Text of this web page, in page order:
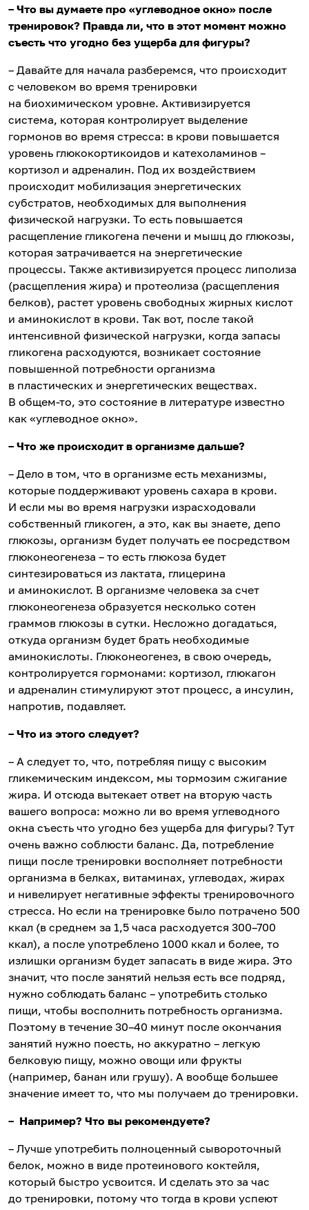
– Что вы думаете про «углеводное окно» после
тренировок? Правда ли, что в этот момент можно
съесть что угодно без ущерба для фигуры?
– Давайте для начала разберемся, что происходит
с человеком во время тренировки
на биохимическом уровне. Активизируется
система, которая контролирует выделение
гормонов во время стресса: в крови повышается
уровень глюкокортикоидов и катехоламинов –
кортизол и адреналин. Под их воздействием
происходит мобилизация энергетических
субстратов, необходимых для выполнения
физической нагрузки. То есть повышается
расщепление гликогена печени и мышц до глюкозы,
которая затрачивается на энергетические
процессы. Также активизируется процесс липолиза
(расщепления жира) и протеолиза (расщепления
белков), растет уровень свободных жирных кислот
и аминокислот в крови. Так вот, после такой
интенсивной физической нагрузки, когда запасы
гликогена расходуются, возникает состояние
повышенной потребности организма
в пластических и энергетических веществах.
В общем-то, это состояние в литературе известно
как «углеводное окно».
– Что же происходит в организме дальше?
– Дело в том, что в организме есть механизмы,
которые поддерживают уровень сахара в крови.
И если мы во время нагрузки израсходовали
собственный гликоген, а это, как вы знаете, депо
глюкозы, организм будет получать ее посредством
глюконеогенеза – то есть глюкоза будет
синтезироваться из лактата, глицерина
и аминокислот. В организме человека за счет
глюконеогенеза образуется несколько сотен
граммов глюкозы в сутки. Несложно догадаться,
откуда организм будет брать необходимые
аминокислоты. Глюконеогенез, в свою очередь,
контролируется гормонами: кортизол, глюкагон
и адреналин стимулируют этот процесс, а инсулин,
напротив, подавляет.
– Что из этого следует?
– А следует то, что, потребляя пищу с высоким
гликемическим индексом, мы тормозим сжигание
жира. И отсюда вытекает ответ на вторую часть
вашего вопроса: можно ли во время углеводного
окна съесть что угодно без ущерба для фигуры? Тут
очень важно соблюсти баланс. Да, потребление
пищи после тренировки восполняет потребности
организма в белках, витаминах, углеводах, жирах
и нивелирует негативные эффекты тренировочного
стресса. Но если на тренировке было потрачено 500
ккал (в среднем за 1,5 часа расходуется 300–700
ккал), а после употреблено 1000 ккал и более, то
излишки организм будет запасать в виде жира. Это
значит, что после занятий нельзя есть все подряд,
нужно соблюдать баланс – употребить столько
пищи, чтобы восполнить потребность организма.
Поэтому в течение 30–40 минут после окончания
занятий нужно поесть, но аккуратно – легкую
белковую пищу, можно овощи или фрукты
(например, банан или грушу). А вообще большее
значение имеет то, что мы получаем до тренировки.
– Например? Что вы рекомендуете?
– Лучше употребить полноценный сывороточный
белок, можно в виде протеинового коктейля,
который быстро усвоится. И сделать это за час
до тренировки, потому что тогда в крови успеют